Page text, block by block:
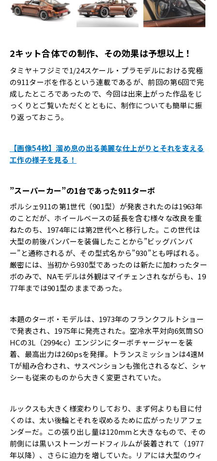
2キット合体での制作、その効果は予想以上！
タミヤ＋フジミで1/24スケール・プラモデルにおける究極
の911ターボを作るという連載であるが、前回の第6回で完
成したところであったので、今回は出来上がった作品をじ
っくりとご覧いただくとともに、制作についても簡単に振
り返っておこう。
【画像54枚】溜め息の出る美麗な仕上がりとそれを支える
工作の様子を見る！
”スーパーカー”の1台であった911ターボ
ポルシェ911の第1世代（901型）が発表されたのは1963年
のことだが、ホイールベースの延長を含む様々な改良を重
ねたのち、1974年には第2世代へと移行した。この世代は
大型の前後バンパーを装備したことから”ビッグバンパ
ー”と通称されるが、その型式名から”930”とも呼ばれる。
厳密には、当初から930型であったのは新たに加わったター
ボのみで、NAモデルは外観はマイチェンされながらも、19
77年までは901型のままであった。
本題のターボ・モデルは、1973年のフランクフルトショー
で発表され、1975年に発売された。空冷水平対向6気筒SO
HCの3L（2994cc）エンジンにターボチャージャーを装
着、最高出力は260psを発揮。トランスミッションは4速M
Tが組み合わされ、サスペンションも強化されるなど、シャ
シーも従来のものから大きく変更されていた。
ルックスも大きく様変わりしており、まず何よりも目に付
くのは、太い後輪とそれを収めるために広がったリアフェ
ンダーだ。この張り出し量は120mmと大きなもので、その
前側には黒いストーンガードフィルムが装着されて（1977
年以降）、さらに迫力を増していた。リアには大型のウィ